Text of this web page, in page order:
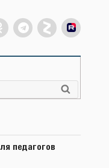
педагогов